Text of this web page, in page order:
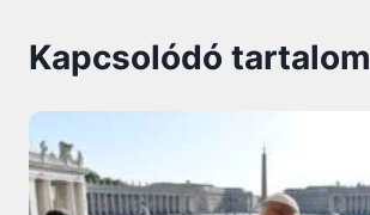
Kapcsolódó tartalom